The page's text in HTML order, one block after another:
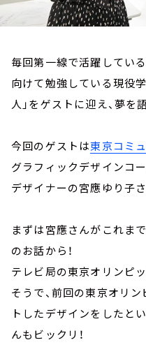
毎回第一線で活躍してい
向けて勉強している現役
人」をゲストに迎え、夢を
今回のゲストは東京コミ
グラフィックデザインコー
デザイナーの宮應ゆり子さ
まずは宮應さんがこれま
のお話から！
テレビ局の東京オリンピ
そうで、前回の東京オリ
トしたデザインをしたと
んもビックリ！